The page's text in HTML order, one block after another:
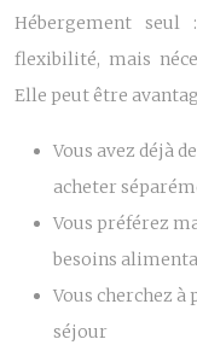
Hébergement
flexibilité, mais
Elle peut être
Vous avez déjà
acheter
Vous préférez
besoins
Vous cherchez à
séjour